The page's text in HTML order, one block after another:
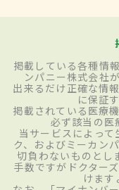
掲載している各種情
ンパニー株式会社
出来るだけ正確な情
に保証
掲載されている医療
必ず該当の医
当サービスによっ
ク、およびミーカン
切負わないものとし
手数ですがドクター
けます